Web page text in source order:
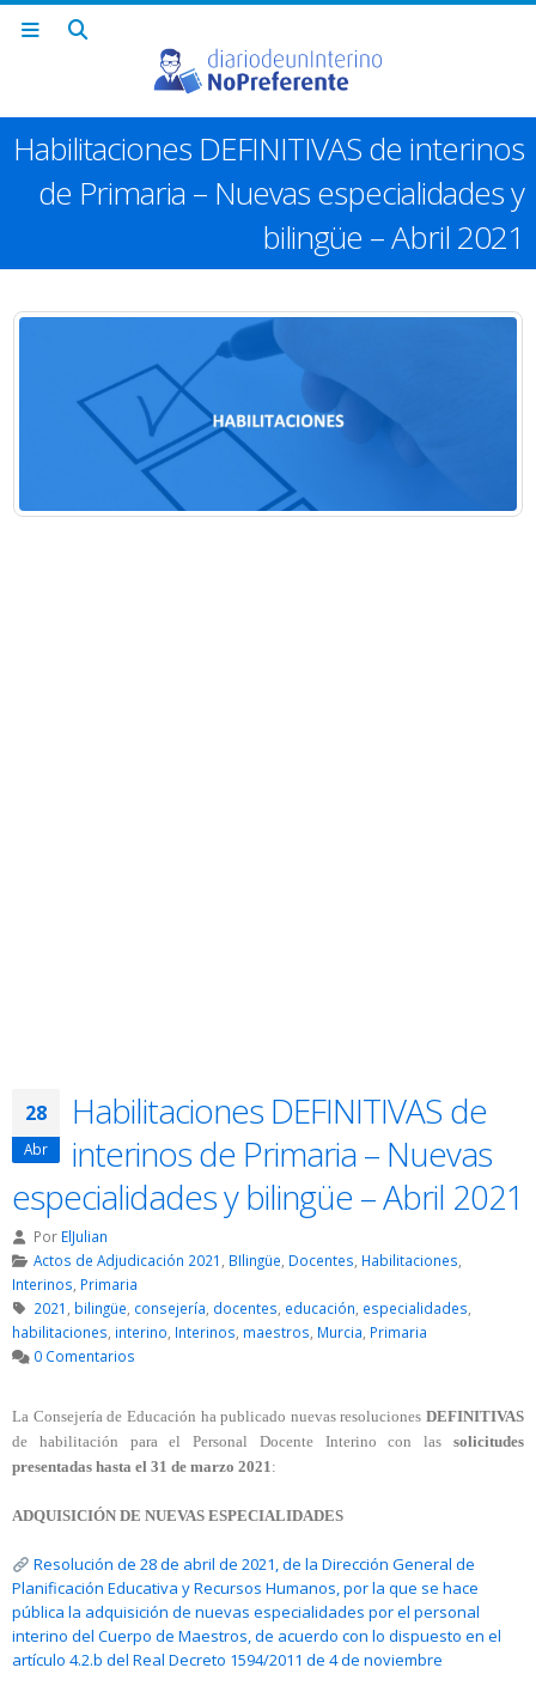
Habilitaciones DEFINITIVAS de interinos
de Primaria – Nuevas especialidades y
bilingüe – Abril 2021
28
Abr
Habilitaciones DEFINITIVAS de
interinos de Primaria – Nuevas
especialidades y bilingüe – Abril 2021
Por ElJulian
Actos de Adjudicación 2021
BIlingüe Docentes Habilitaciones
Interinos, Primaria
2021 , bilingüe, consejería, docentes, educación, especialidades,
habilitaciones, interino, Interinos, maestros, Murcia, Primaria
0 Comentarios
La Consejería de Educación ha publicado nuevas resoluciones DEFINITIVAS
de habilitación para el Personal Docente Interino con las solicitudes
presentadas hasta el 31 de marzo 2021:
ADQUISICIÓN DE NUEVAS ESPECIALIDADES
Resolución de 28 de abril de 2021, de la Dirección General de
Planificación Educativa y Recursos Humanos, por la que se hace
pública la adquisición de nuevas especialidades por el personal
interino del Cuerpo de Maestros, de acuerdo con lo dispuesto en el
artículo 4.2.b del Real Decreto 1594/2011 de 4 de noviembre